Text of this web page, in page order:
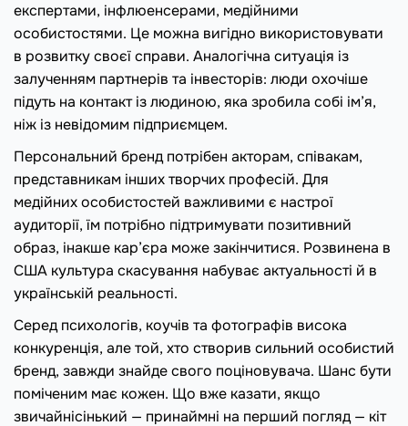
експертами, інфлюенсерами, медійними
особистостями. Це можна вигідно використовувати
в розвитку своєї справи. Аналогічна ситуація із
залученням партнерів та інвесторів: люди охочіше
підуть на контакт із людиною, яка зробила собі ім’я,
ніж із невідомим підприємцем.
Персональний бренд потрібен акторам, співакам,
представникам інших творчих професій. Для
медійних особистостей важливими є настрої
аудиторії, їм потрібно підтримувати позитивний
образ, інакше кар’єра може закінчитися. Розвинена в
США культура скасування набуває актуальності й в
українській реальності.
Серед психологів, коучів та фотографів висока
конкуренція, але той, хто створив сильний особистий
бренд, завжди знайде свого поціновувача. Шанс бути
поміченим має кожен. Що вже казати, якщо
звичайнісінький — принаймні на перший погляд — кіт